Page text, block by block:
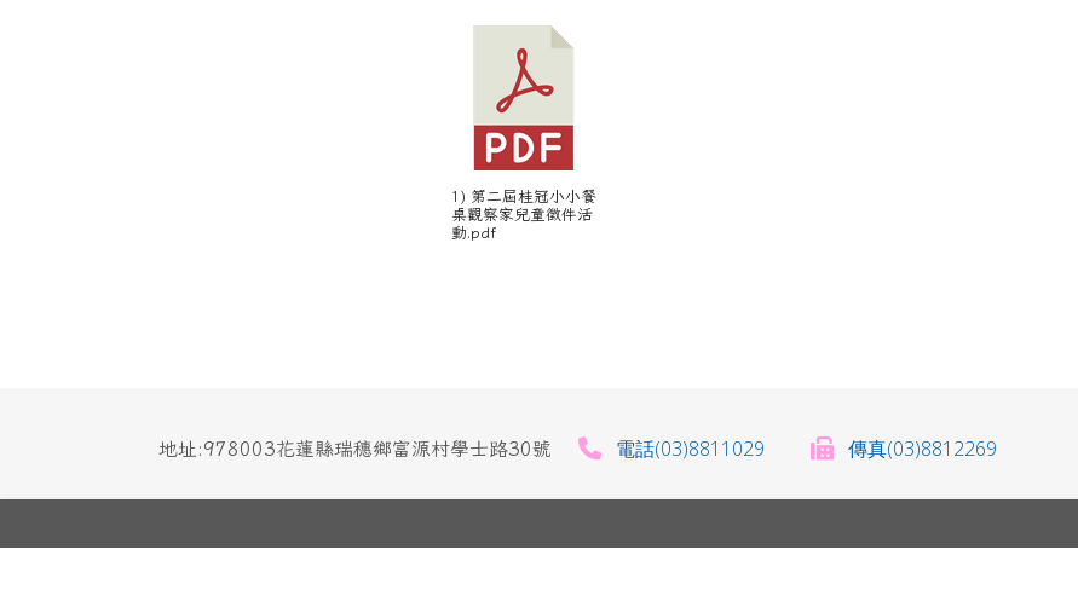
1) 第二屆桂冠小小餐
桌觀察家兒童徵件活
動.pdf
地址:978003花蓮縣瑞穗鄉富源村學士路30號 電話(03)8811029 傳真(03)8812269